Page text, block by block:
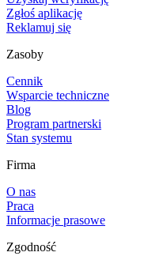
Zgłoś aplikację
Reklamuj się
Zasoby
Cennik
Wsparcie techniczne
Blog
Program partnerski
Stan systemu
Firma
O nas
Praca
Informacje prasowe
Zgodność